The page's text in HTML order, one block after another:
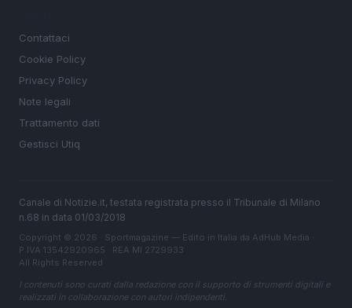
Contattaci
Cookie Policy
Privacy Policy
Note legali
Trattamento dati
Gestisci Utiq
Canale di Notizie.it, testata registrata presso il Tribunale di Milano
n.68 in data 01/03/2018
Copyright © 2026 · Sportmagazine — Edito in Italia da AdHub Media
P.IVA 13542920965 · REA MI 2729933
All Rights Reserved
I contenuti sono curati dalla redazione con il supporto di strumenti digitali e
realizzati in collaborazione con autori indipendenti.